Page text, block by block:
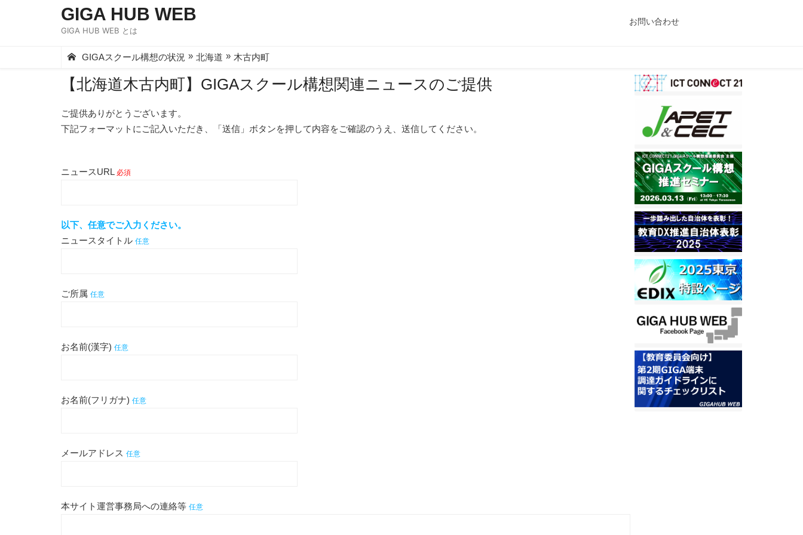
GIGA HUB WEB
GIGA HUB WEB とは
お問い合わせ
GIGAスクール構想の状況 » 北海道 » 木古内町
【北海道木古内町】GIGAスクール構想関連ニュースのご提供
ご提供ありがとうございます。
下記フォーマットにご記入いただき、「送信」ボタンを押して内容をご確認のうえ、送信してください。
ニュースURL 必須
以下、任意でご入力ください。
ニュースタイトル 任意
ご所属 任意
お名前(漢字) 任意
お名前(フリガナ) 任意
メールアドレス 任意
本サイト運営事務局への連絡等 任意